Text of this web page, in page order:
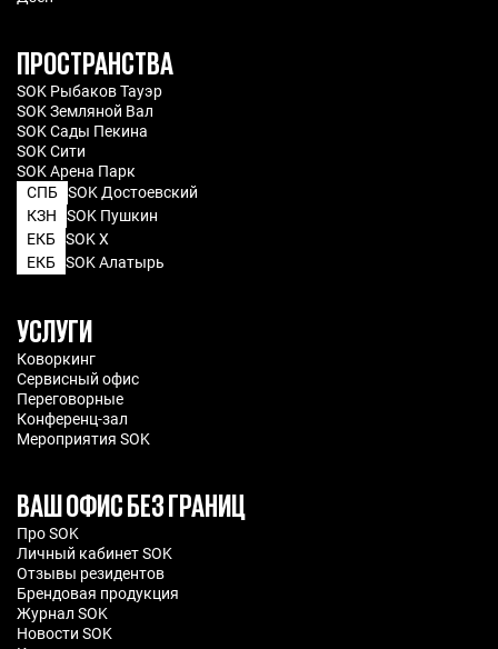
ПРОСТРАНСТВА
SOK Рыбаков Тауэр
SOK Земляной Вал
SOK Сады Пекина
SOK Сити
SOK Арена Парк
СПБ SOK Достоевский
КЗН
SOK Пушкин
ЕКБ SOK X
ЕКБ SOK Алатырь
УСЛУГИ
Коворкинг
Сервисный офис
Переговорные
Конференц-зал
Мероприятия SOK
ВАШ ОФИС БЕЗ ГРАНИЦ
Про SOK
Личный кабинет SOK
Отзывы резидентов
Брендовая продукция
Журнал SOK
Новости SOK